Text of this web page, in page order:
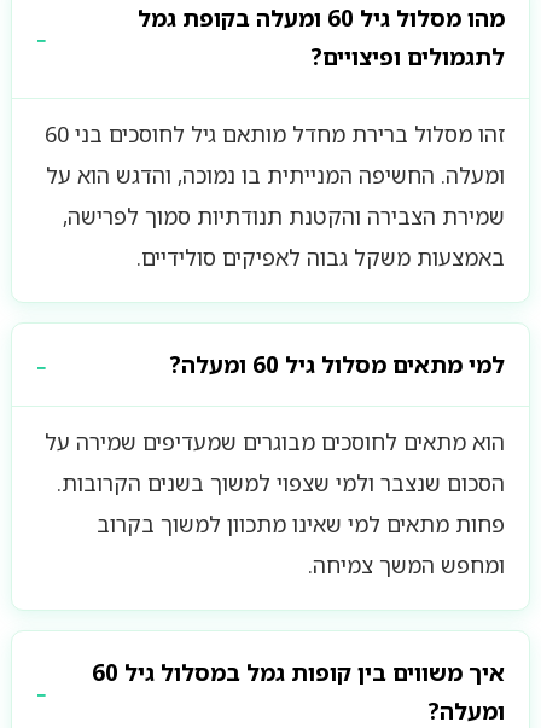
מהו מסלול גיל 60 ומעלה בקופת גמל
לתגמולים ופיצויים?
זהו מסלול ברירת מחדל מותאם גיל לחוסכים בני 60
ומעלה. החשיפה המנייתית בו נמוכה, והדגש הוא על
שמירת הצבירה והקטנת תנודתיות סמוך לפרישה,
באמצעות משקל גבוה לאפיקים סולידיים.
למי מתאים מסלול גיל 60 ומעלה?
הוא מתאים לחוסכים מבוגרים שמעדיפים שמירה על
הסכום שנצבר ולמי שצפוי למשוך בשנים הקרובות.
פחות מתאים למי שאינו מתכוון למשוך בקרוב
ומחפש המשך צמיחה.
איך משווים בין קופות גמל במסלול גיל 60
ומעלה?